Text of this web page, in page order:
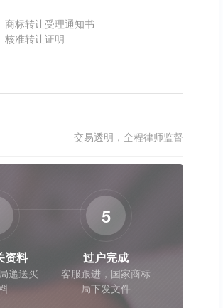
商标转让受理通知书
核准转让证明
交易透明，全程律师监督
资料
递送买
5
过户完成
客服跟进，国家商标
局下发文件